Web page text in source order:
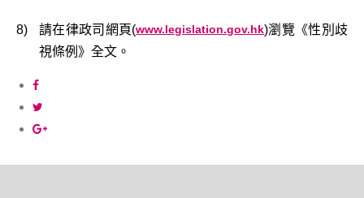
8) 請在律政司網頁(www.legislation.gov.hk)瀏覽《性別歧
視條例》全文。